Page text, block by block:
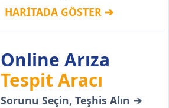
HARİTADA GÖSTER ➔
Online Arıza
Tespit Aracı
Sorunu Seçin, Teşhis Alın ➔